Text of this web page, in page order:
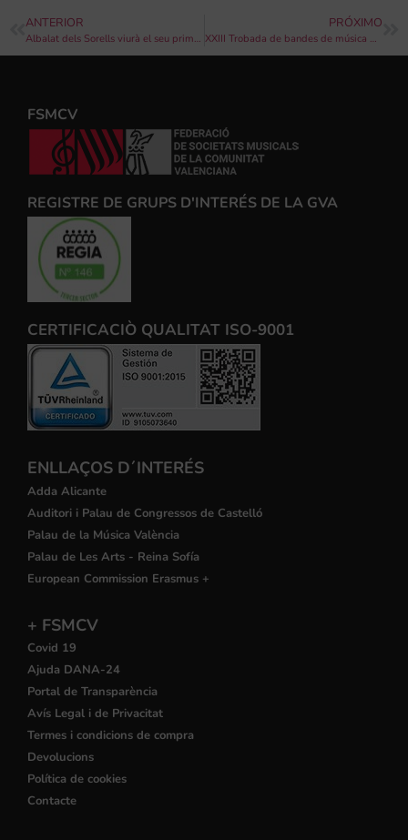
ANTERIOR
Albalat dels Sorells viurà el seu primer concurs de composició musical amb premis de fins 2000 euros
PRÓXIMO
XXIII Trobada de bandes de música de l’Alt Palància a Segorbe el dissabte 28 de maig a les 17.30 Hores
FSMCV
REGISTRE DE GRUPS D'INTERÉS DE LA GVA
CERTIFICACIÒ QUALITAT ISO-9001
ENLLAÇOS D´INTERÉS
Adda Alicante
Auditori i Palau de Congressos de Castelló
Palau de la Música València
Palau de Les Arts - Reina Sofía
European Commission Erasmus +
+ FSMCV
Covid 19
Ajuda DANA-24
Portal de Transparència
Avís Legal i de Privacitat
Termes i condicions de compra
Devolucions
Política de cookies
Contacte